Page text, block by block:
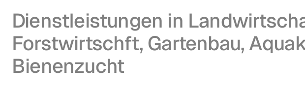
Dienstleistungen in
Forstwirtschft, Gartenbau,
Bienenzucht